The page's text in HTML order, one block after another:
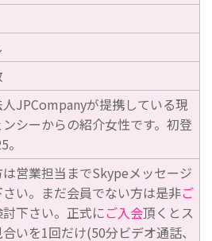
JPCompanyが提携している現
シーからの紹介女性です。初登
営業担当までSkypeメッセージ
い。まだ会員でない方は是非ご
討下さい。正式にご入会頂くとス
いを1回だけ(50分ビデオ通話、